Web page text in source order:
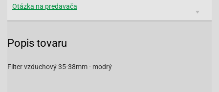
Otázka na predavača
Popis tovaru
Filter vzduchový 35-38mm - modrý